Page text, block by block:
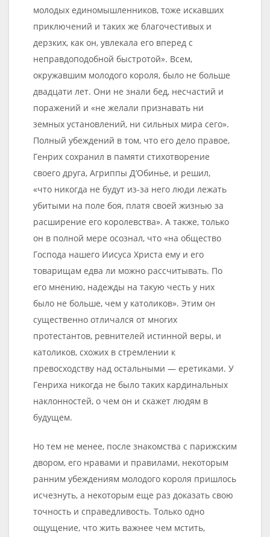
молодых единомышленников, тоже искавших
приключений и таких же благочестивых и
дерзких, как он, увлекала его вперед с
неправдоподобной быстротой». Всем,
окружавшим молодого короля, было не больше
двадцати лет. Они не знали бед, несчастий и
поражений и «не желали признавать ни
земных установлений, ни сильных мира сего».
Полный убеждений в том, что его дело правое,
Генрих сохранил в памяти стихотворение
своего друга, Агриппы Д’Обинье, и решил,
«что никогда не будут из-за него люди лежать
убитыми на поле боя, платя своей жизнью за
расширение его королевства». А также, только
он в полной мере осознал, что «на общество
Господа нашего Иисуса Христа ему и его
товарищам едва ли можно рассчитывать. По
его мнению, надежды на такую честь у них
было не больше, чем у католиков». Этим он
существенно отличался от многих
протестантов, ревнителей истинной веры, и
католиков, схожих в стремлении к
превосходству над остальными — еретиками. У
Генриха никогда не было таких кардинальных
наклонностей, о чем он и скажет людям в
будущем.
Но тем не менее, после знакомства с парижским
двором, его нравами и правилами, некоторым
ранним убеждениям молодого короля пришлось
исчезнуть, а некоторым еще раз доказать свою
точность и справедливость. Только одно
ощущение, что жить важнее чем мстить,